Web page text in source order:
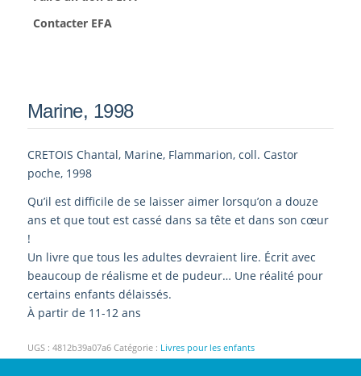
Contacter EFA
Marine, 1998
CRETOIS Chantal, Marine, Flammarion, coll. Castor
poche, 1998
Qu’il est difficile de se laisser aimer lorsqu’on a douze
ans et que tout est cassé dans sa tête et dans son cœur
!
Un livre que tous les adultes devraient lire. Écrit avec
beaucoup de réalisme et de pudeur… Une réalité pour
certains enfants délaissés.
À partir de 11-12 ans
UGS : 4812b39a07a6 Catégorie : Livres pour les enfants